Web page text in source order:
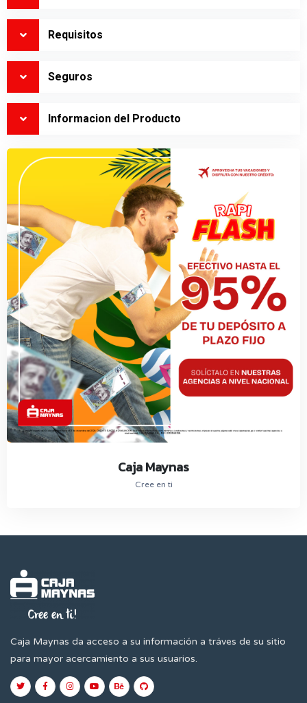
Requisitos
Seguros
Informacion del Producto
Caja Maynas
Cree en ti
Caja Maynas da acceso a su información a tráves de su sitio
para mayor acercamiento a sus usuarios.